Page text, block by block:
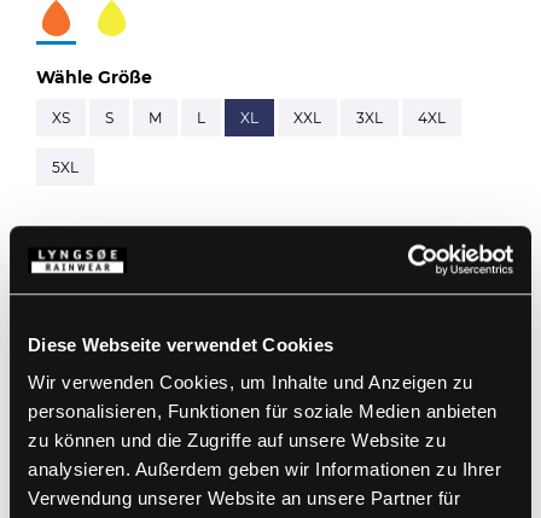
Diese Webseite verwendet Cookies
Wir verwenden Cookies, um Inhalte und Anzeigen zu
personalisieren, Funktionen für soziale Medien anbieten
zu können und die Zugriffe auf unsere Website zu
analysieren. Außerdem geben wir Informationen zu Ihrer
Verwendung unserer Website an unsere Partner für
Wähle Größe
XS S M L XL XXL 3XL 4XL
5XL
Beschreibung
separate Artikelnummern bestellt:
98% Polyester, 2% Carbon-Gitter mit Kromotex, 270
g/m²
ARC Innenjacke: 60% Modacryl, 38% Baumwolle,
2% Antistatich, 280 g/m²
EN 61482-2:2020, APC 1
Details
Große Kapuze, die auch über Helme passt
Abnehmbare Kapuze mit Druckknöpfen und
elastischem Kordelzug